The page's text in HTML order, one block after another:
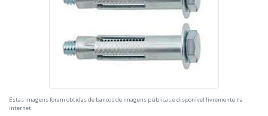
Estas imagens foram obtidas de bancos de imagens públicas e disponível livremente na
internet.